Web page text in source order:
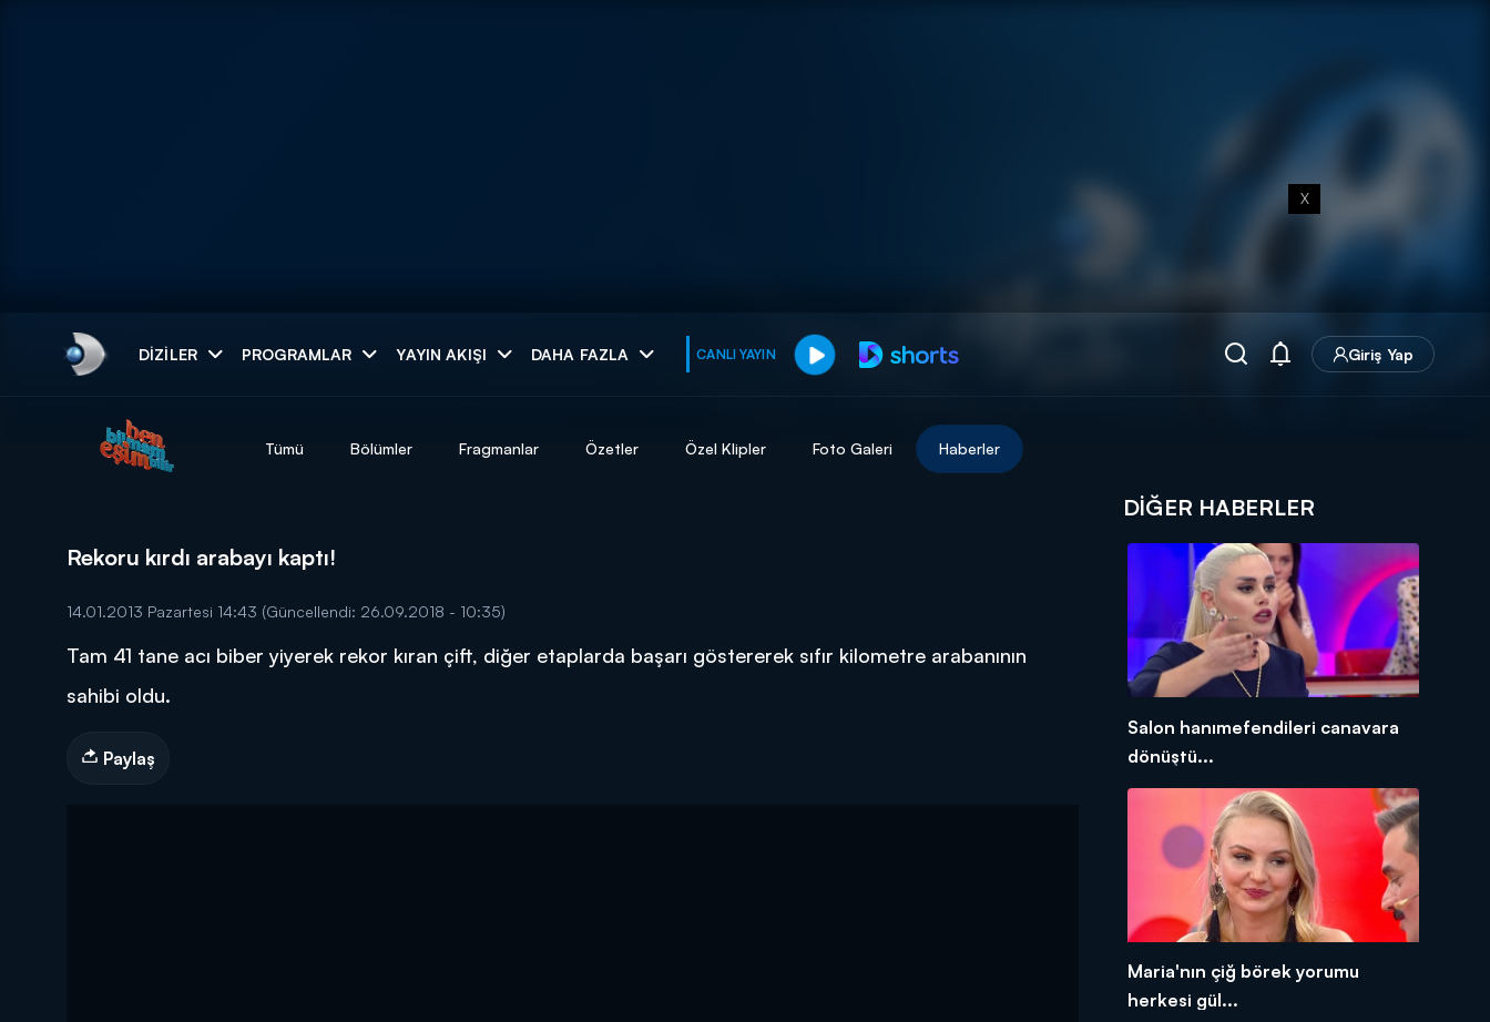
X
DIZILER PROGRAMLAR YAYIN AKIŞI DAHA FAZLA CANLI YAYIN Giriş Yap
muhteşem ikili
DİĞER SONUÇLAR
Tümü Bölümler Fragmanlar Özetler Özel Klipler Foto Galeri Haberler
Rekoru kırdı arabayı kaptı!
14.01.2013 Pazartesi 14:43 (Güncellendi: 26.09.2018 - 10:35)
Tam 41 tane acı biber yiyerek rekor kıran çift, diğer etaplarda başarı göstererek sıfır kilometre arabanının
sahibi oldu.
Paylaş
DIĞER HABERLER
Salon hanımefendileri canavara
dönüştü...
Maria'nın çiğ börek yorumu
herkesi gül...